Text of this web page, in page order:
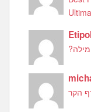
הקר